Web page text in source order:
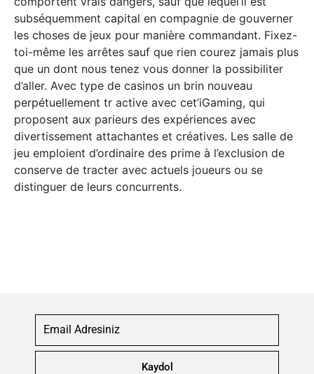
subséquemment capital en compagnie de gouverner
les choses de jeux pour manière commandant. Fixez-
toi-même les arrêtes sauf que rien courez jamais plus
que un dont nous tenez vous donner la possibiliter
d’aller. Avec type de casinos un brin nouveau
perpétuellement tr active avec cet’iGaming, qui
proposent aux parieurs des expériences avec
divertissement attachantes et créatives. Les salle de
jeu emploient d’ordinaire des prime à l’exclusion de
conserve de tracter avec actuels joueurs ou se
distinguer de leurs concurrents.
Kaydol